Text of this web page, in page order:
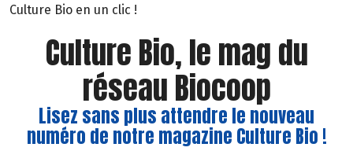
Culture Bio en un clic !
Culture Bio, le mag du
réseau Biocoop
Lisez sans plus attendre le nouveau
numéro de notre magazine Culture Bio !